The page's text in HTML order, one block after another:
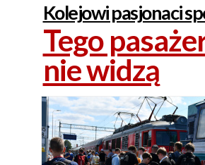
Kolejowi pasjonaci
Tego
nie widzą